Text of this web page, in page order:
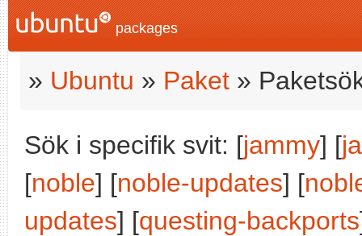
packages
» Ubuntu » Paket »
Sök i specifik svit: [jammy] [
[noble] [noble-updates] [
updates] [questing-backports